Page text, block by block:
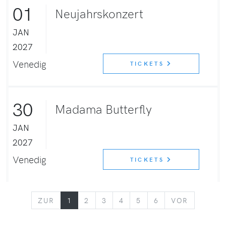
01
JAN
2027
Neujahrskonzert
Venedig TICKETS
30
JAN
2027
Madama Butterfly
Venedig TICKETS
ZUR ZURÜCK
1 2 3 4 5 6 VOR